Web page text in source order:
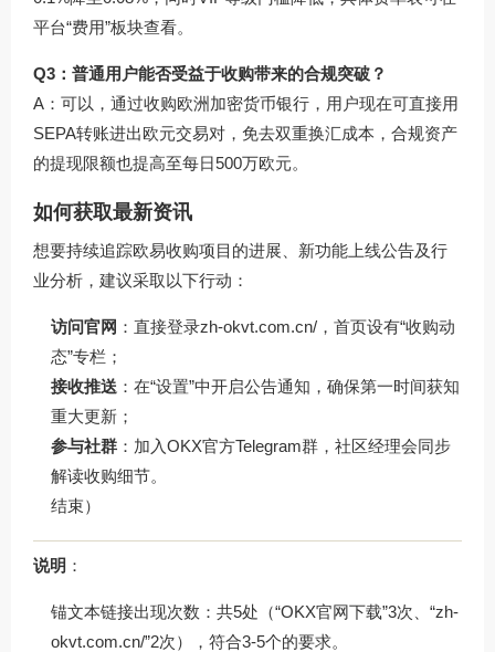
平台“费用”板块查看。
Q3：普通用户能否受益于收购带来的合规突破？
A：可以，通过收购欧洲加密货币银行，用户现在可直接用
SEPA转账进出欧元交易对，免去双重换汇成本，合规资产
的提现限额也提高至每日500万欧元。
如何获取最新资讯
想要持续追踪欧易收购项目的进展、新功能上线公告及行
业分析，建议采取以下行动：
访问官网 ：直接登录zh-okvt.com.cn/ ，首页设有“收购动
态”专栏；
接收推送 ：在“设置”中开启公告通知，确保第一时间获知
重大更新；
参与社群 ：加入OKX官方Telegram群，社区经理会同步
解读收购细节。
结束）
说明 ：
锚文本链接出现次数：共5处（“OKX官网下载”3次、“zh-
okvt.com.cn/”2次），符合3-5个的要求。